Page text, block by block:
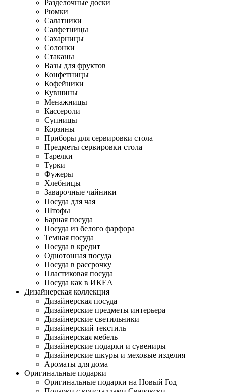
Разделочные доски
Рюмки
Салатники
Салфетницы
Сахарницы
Солонки
Стаканы
Вазы для фруктов
Конфетницы
Кофейники
Кувшины
Менажницы
Кассероли
Супницы
Корзины
Приборы для сервировки стола
Предметы сервировки стола
Тарелки
Турки
Фужеры
Хлебницы
Заварочные чайники
Посуда для чая
Штофы
Барная посуда
Посуда из белого фарфора
Темная посуда
Посуда в кредит
Однотонная посуда
Посуда в рассрочку
Пластиковая посуда
Посуда как в ИКЕА
Дизайнерская коллекция
Дизайнерская посуда
Дизайнерские предметы интерьера
Дизайнерские светильники
Дизайнерский текстиль
Дизайнерская мебель
Дизайнерские подарки и сувениры
Дизайнерские шкуры и меховые изделия
Ароматы для дома
Оригинальные подарки
Оригинальные подарки на Новый Год